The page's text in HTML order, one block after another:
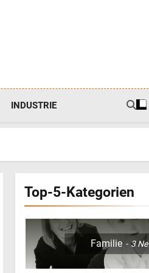
INDUSTRIE
Top-5-Kategorien
Familie 3
5
Der
2026: